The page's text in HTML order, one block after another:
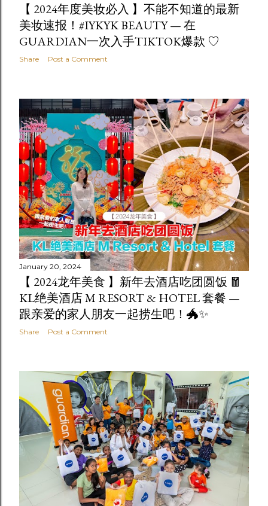
【 2024年度美妆必入 】不能不知道的最新
美妆速报！#IYKYK BEAUTY — 在
GUARDIAN一次入手TIKTOK爆款 ♡
Share Post a Comment
January 20, 2024
【 2024龙年美食 】新年去酒店吃团圆饭 🧧
KL绝美酒店 M RESORT & HOTEL 套餐 —
跟亲爱的家人朋友一起捞生吧！🐲✨
Share Post a Comment